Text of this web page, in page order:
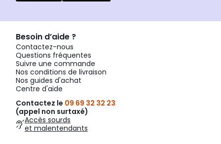
Besoin d’aide ?
Contactez-nous
Questions fréquentes
Suivre une commande
Nos conditions de livraison
Nos guides d'achat
Centre d'aide
Contactez le 09 69 32 32 23
(appel non surtaxé)
Accès sourds
et malentendants